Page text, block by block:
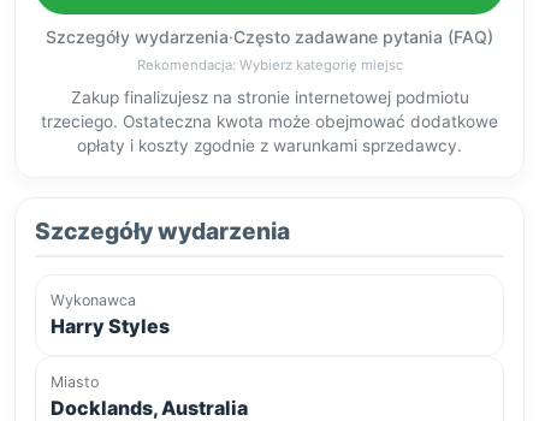
Szczegóły wydarzenia·Często zadawane pytania (FAQ)
Rekomendacja: Wybierz kategorię miejsc
Zakup finalizujesz na stronie internetowej podmiotu
trzeciego. Ostateczna kwota może obejmować dodatkowe
opłaty i koszty zgodnie z warunkami sprzedawcy.
Szczegóły wydarzenia
Wykonawca
Harry Styles
Miasto
Docklands, Australia